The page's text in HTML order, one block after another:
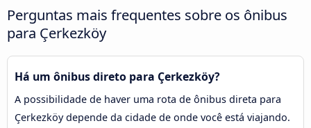
Perguntas mais frequentes sobre os ônibus
para Çerkezköy
Há um ônibus direto para Çerkezköy?
A possibilidade de haver uma rota de ônibus direta para
Çerkezköy depende da cidade de onde você está viajando.